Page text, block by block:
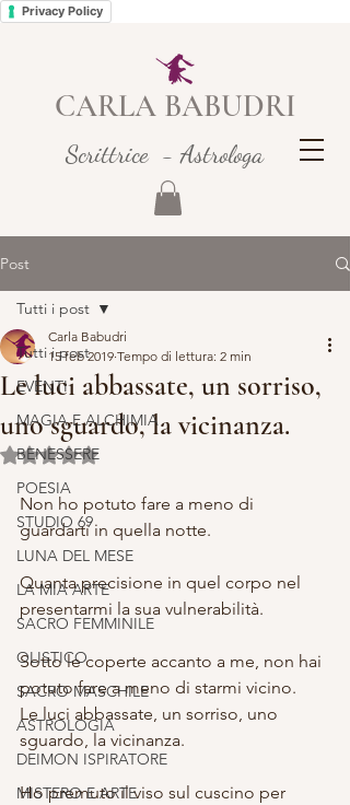
Privacy Policy
CARLA BABUDRI
Scrittrice - Astrologa
Post
Tutti i post
EVENTI
MAGIA E ALCHIMIA
BENESSERE
POESIA
STUDIO 69
LUNA DEL MESE
LA MIA ARTE
SACRO FEMMINILE
OLISTICO
SACRO MASCHILE
ASTROLOGIA
DEIMON ISPIRATORE
MISTERO E ARTE
Tutti i post
Le luci abbassate, un sorriso,
uno sguardo, la vicinanza.
Carla Babudri
15 feb 2019 Tempo di lettura: 2 min
Valutazione NaN stelle su 5.
Non ho potuto fare a meno di
guardarti in quella notte.
Quanta precisione in quel corpo nel
presentarmi la sua vulnerabilità.
Sotto le coperte accanto a me, non hai
potuto fare a meno di starmi vicino.
Le luci abbassate, un sorriso, uno
sguardo, la vicinanza.
Ho premuto il viso sul cuscino per